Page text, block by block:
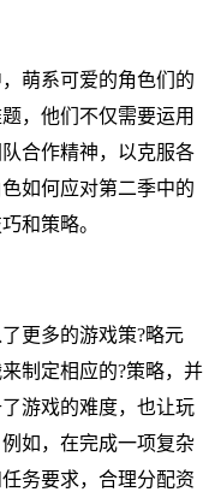
萌系可爱的角色们的
，他们不仅需要运用
合作精神，以克服各
如何应对第二季中的
和策略。
更多的游戏策?略元
制定相应的?策略，并
游戏的难度，也让玩
如，在完成一项复杂
务要求，合理分配资